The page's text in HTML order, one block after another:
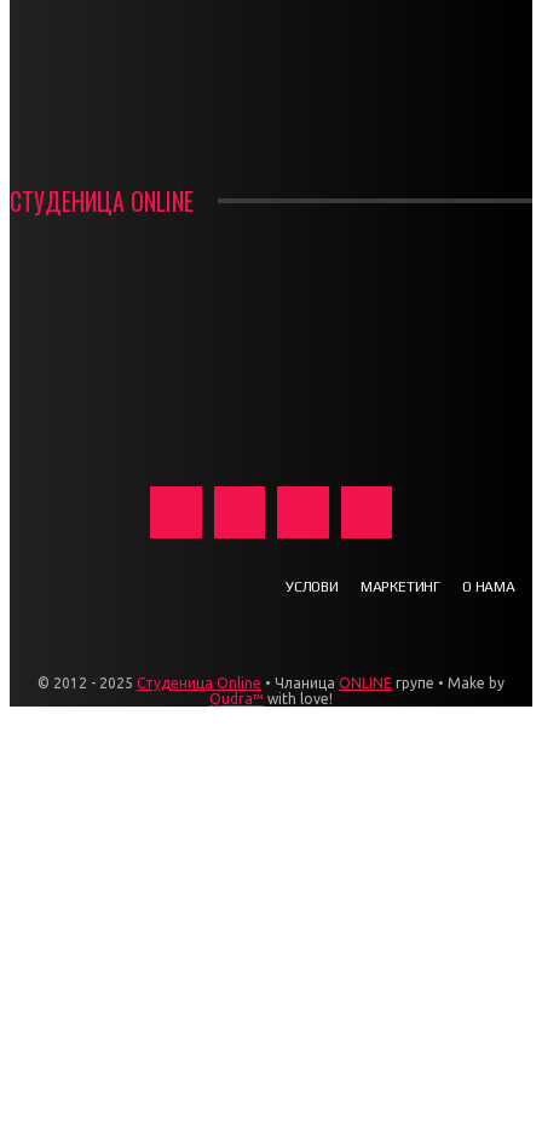
СТУДЕНИЦА ONLINE
УСЛОВИ МАРКЕТИНГ О НАМА
© 2012 - 2025 Студеница Online • Чланица ONLINE групе • Make by
Qudra™ with love!